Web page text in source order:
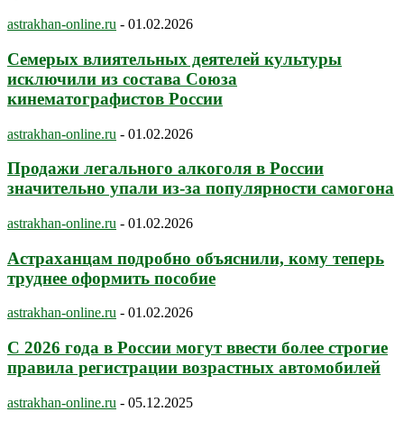
astrakhan-online.ru - 01.02.2026
Семерых влиятельных деятелей культуры
исключили из состава Союза
кинематографистов России
astrakhan-online.ru - 01.02.2026
Продажи легального алкоголя в России
значительно упали из-за популярности самогона
astrakhan-online.ru - 01.02.2026
Астраханцам подробно объяснили, кому теперь
труднее оформить пособие
astrakhan-online.ru - 01.02.2026
С 2026 года в России могут ввести более строгие
правила регистрации возрастных автомобилей
astrakhan-online.ru - 05.12.2025